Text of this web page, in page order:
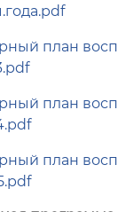
план
план
план